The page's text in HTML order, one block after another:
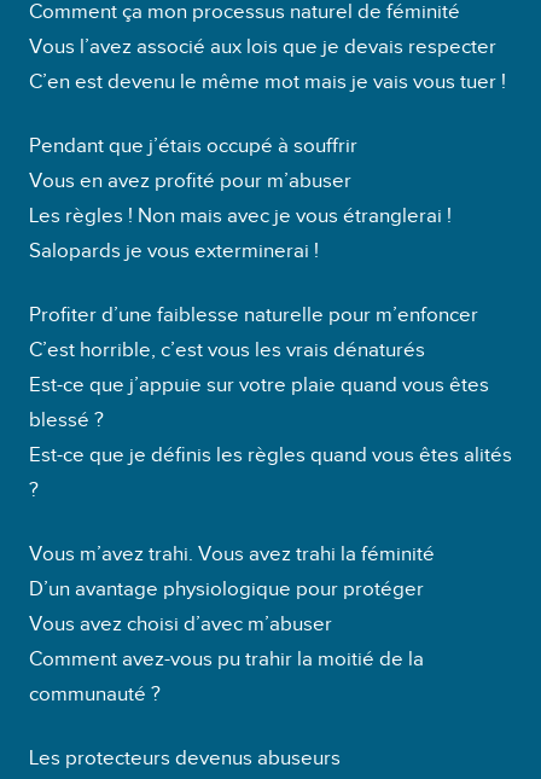
Comment ça mon processus naturel de féminité
Vous l’avez associé aux lois que je devais respecter
C’en est devenu le même mot mais je vais vous tuer !
Pendant que j’étais occupé à souffrir
Vous en avez profité pour m’abuser
Les règles ! Non mais avec je vous étranglerai !
Salopards je vous exterminerai !
Profiter d’une faiblesse naturelle pour m’enfoncer
C’est horrible, c’est vous les vrais dénaturés
Est-ce que j’appuie sur votre plaie quand vous êtes
blessé ?
Est-ce que je définis les règles quand vous êtes alités
?
Vous m’avez trahi. Vous avez trahi la féminité
D’un avantage physiologique pour protéger
Vous avez choisi d’avec m’abuser
Comment avez-vous pu trahir la moitié de la
communauté ?
Les protecteurs devenus abuseurs